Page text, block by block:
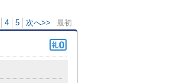
4 5 次へ>> 最初